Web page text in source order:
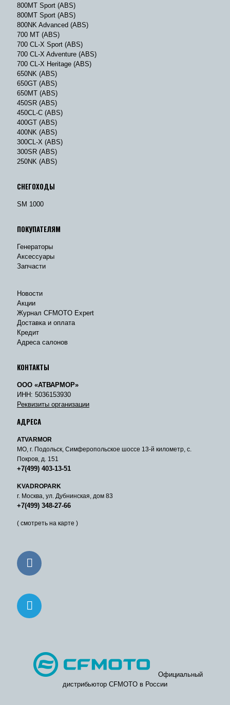
800MT Sport (ABS)
800MT Sport (ABS)
800NK Advanced (ABS)
700 MT (ABS)
700 CL-X Sport (ABS)
700 CL-X Adventure (ABS)
700 CL-X Heritage (ABS)
650NK (ABS)
650GT (ABS)
650MT (ABS)
450SR (ABS)
450CL-C (ABS)
400GT (ABS)
400NK (ABS)
300CL-X (ABS)
300SR (ABS)
250NK (ABS)
СНЕГОХОДЫ
SM 1000
ПОКУПАТЕЛЯМ
Генераторы
Аксессуары
Запчасти
Новости
Акции
Журнал CFMOTO Expert
Доставка и оплата
Кредит
Адреса салонов
КОНТАКТЫ
ООО «АТВАРМОР»
ИНН: 5036153930
Реквизиты организации
АДРЕСА
ATVARMOR
МО, г. Подольск, Симферопольское шоссе 13-й километр, с.
Покров, д. 151
+7(499) 403-13-51
KVADROPARK
г. Москва, ул. Дубнинская, дом 83
+7(499) 348-27-66
( смотреть на карте )
Официальный
дистрибьютор CFMOTO в России